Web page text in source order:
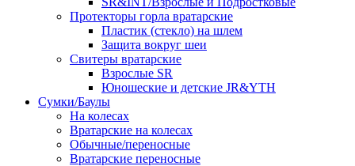
Протекторы горла вратарские
Пластик (стекло) на шлем
Защита вокруг шеи
Свитеры вратарские
Взрослые SR
Юношеские и детские JR&YTH
Сумки/Баулы
На колесах
Вратарские на колесах
Обычные/переносные
Вратарские переносные